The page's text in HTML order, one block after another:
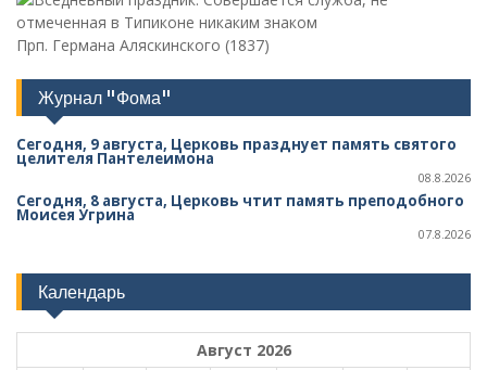
Прп. Германа Аляскинского (1837)
Журнал "Фома"
Сегодня, 9 августа, Церковь празднует память святого
целителя Пантелеимона
08.8.2026
Сегодня, 8 августа, Церковь чтит память преподобного
Моисея Угрина
07.8.2026
Календарь
Август 2026